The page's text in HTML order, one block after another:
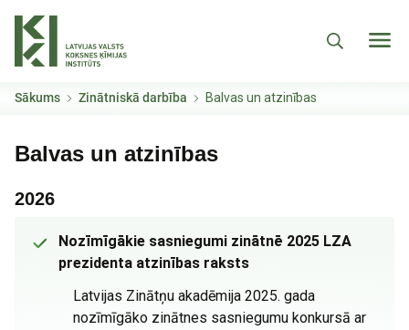
Sākums Zinātniskā darbība Balvas un atzinības
Balvas un atzinības
2026
Nozīmīgākie sasniegumi zinātnē 2025 LZA
prezidenta atzinības raksts
Latvijas Zinātņu akadēmija 2025. gada
nozīmīgāko zinātnes sasniegumu konkursā ar